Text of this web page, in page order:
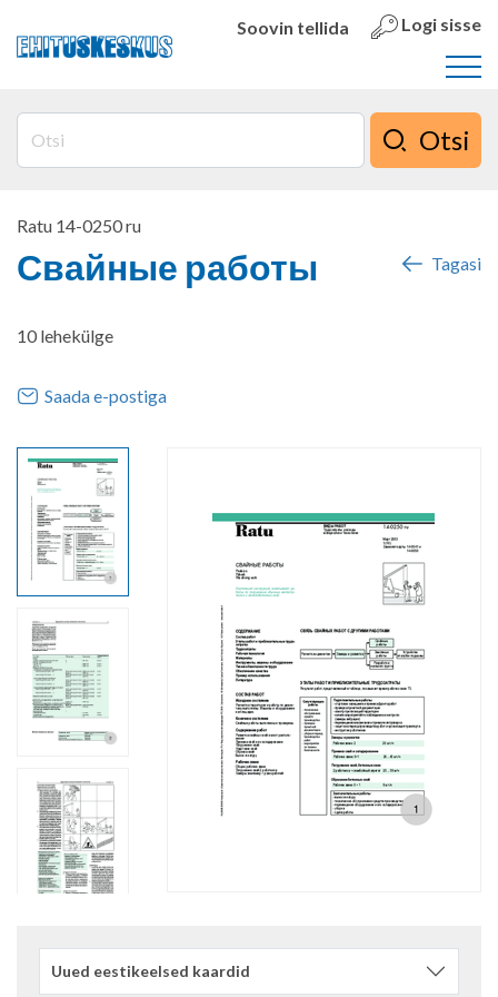
Soovin tellida Logi sisse
Otsi
Ratu 14-0250 ru
Свайные работы Tagasi
10 lehekülge
Saada e-postiga
Uued eestikeelsed kaardid